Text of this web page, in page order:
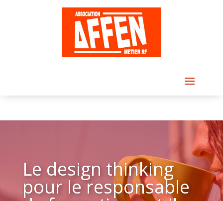
Le design thinking
pour le responsable